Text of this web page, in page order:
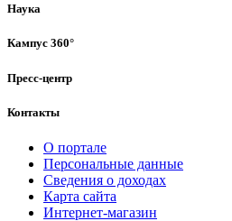
Наука
Кампус 360°
Пресс-центр
Контакты
О портале
Персональные данные
Сведения о доходах
Карта сайта
Интернет-магазин